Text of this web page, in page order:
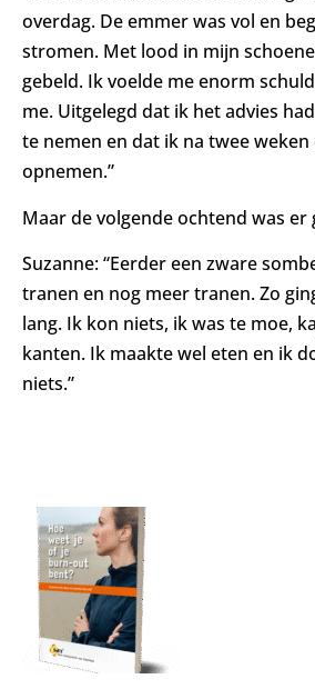
overdag. De emmer was vol en
stromen. Met lood in mijn
gebeld. Ik voelde me enorm
me. Uitgelegd dat ik het advies
te nemen en dat ik na twee
opnemen.”
Maar de volgende ochtend was
Suzanne: “Eerder een zware
tranen en nog meer tranen. Zo
lang. Ik kon niets, ik was te moe,
kanten. Ik maakte wel eten en ik
niets.”